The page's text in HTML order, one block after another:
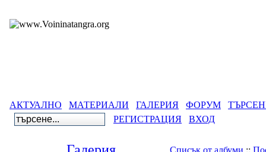
АКТУАЛНО МАТЕРИАЛИ ГАЛЕРИЯ ФОРУМ
РЕГИСТРАЦИЯ
ВХОД
Списък от албуми ::